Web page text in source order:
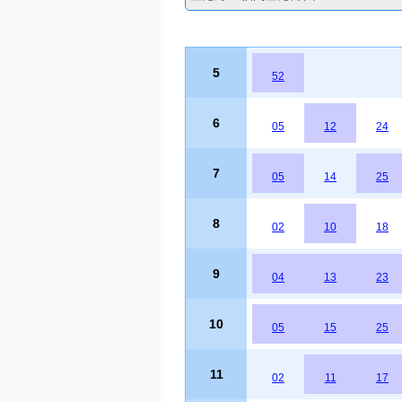
5 52
6 05 12 24
7 05 14 25
8 02 10 18
9 04 13 23
10 05 15 25
11 02 11 17